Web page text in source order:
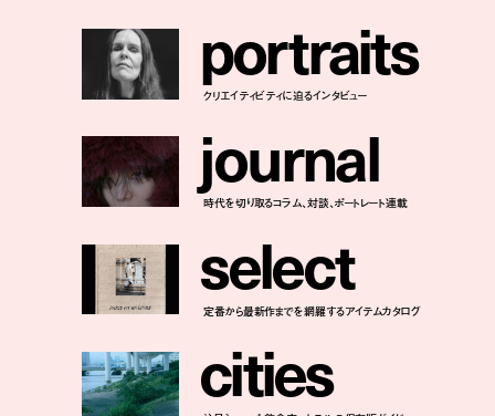
portraits
クリエイティビティに迫るインタビュー
journal
時代を切り取るコラム、対談、ポートレート連載
select
定番から最新作までを網羅するアイテムカタログ
cities